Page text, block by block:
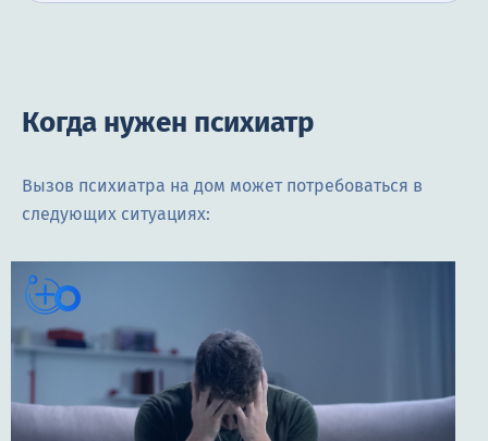
Когда нужен психиатр
Вызов психиатра на дом может потребоваться в
следующих ситуациях: